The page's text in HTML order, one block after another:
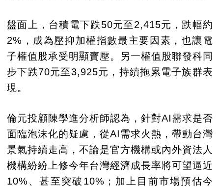
盤面上，台積電下跌50元至2,415元，跌幅約
2%，成為壓抑加權指數最主要因素，也讓電
子權值股承受明顯賣壓。另一權值股聯發科同
步下跌70元至3,925元，持續拖累電子族群表
現。
倫元投顧陳學進分析師認為，針對AI需求是否
面臨泡沫化的疑慮，從AI需求火熱，帶動台灣
景氣持續走高，不論是官方機構或內外資法人
機構紛紛上修今年台灣經濟成長率將可望逼近
10%、甚至突破10%；加上目前市場預估今